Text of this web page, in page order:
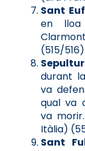
Sant
en lloa
(515/516).
durant
va
qual va
va
Itàlia)
Sant